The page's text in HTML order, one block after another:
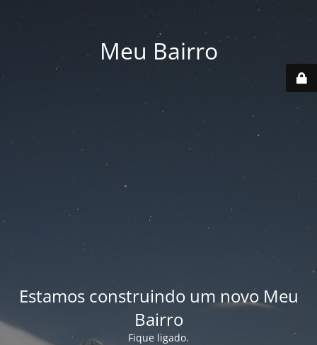
Meu Bairro
Estamos construindo um novo Meu
Bairro
Fique ligado.